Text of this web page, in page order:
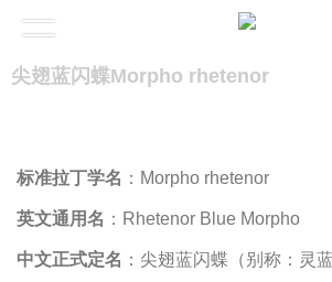
尖翅蓝闪蝶Morpho rhetenor
标准拉丁学名 ：Morpho rhetenor
英文通用名 ：Rhetenor Blue Morpho
中文正式定名 ：尖翅蓝闪蝶（别称：灵